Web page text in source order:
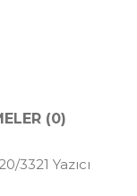
(0)
3321 Yazıcı